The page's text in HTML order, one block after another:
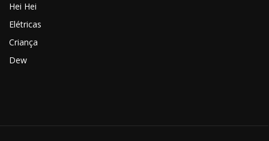
Hei Hei
Elétricas
Criança
Dew